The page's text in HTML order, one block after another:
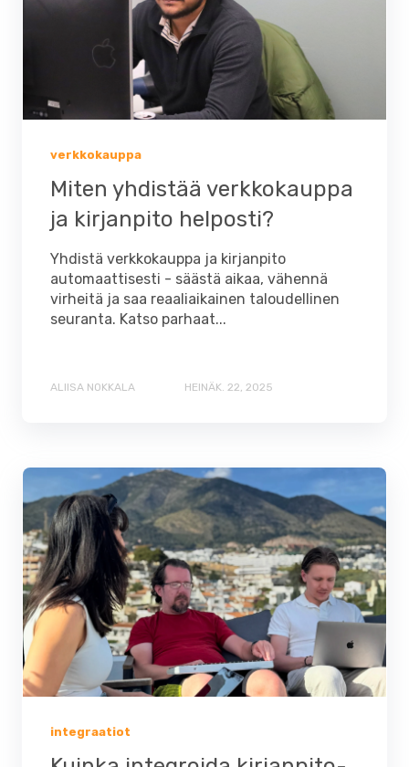
verkkokauppa
Miten yhdistää verkkokauppa
ja kirjanpito helposti?
Yhdistä verkkokauppa ja kirjanpito
automaattisesti - säästä aikaa, vähennä
virheitä ja saa reaaliaikainen taloudellinen
seuranta. Katso parhaat...
ALIISA NOKKALA HEINÄK. 22, 2025
integraatiot